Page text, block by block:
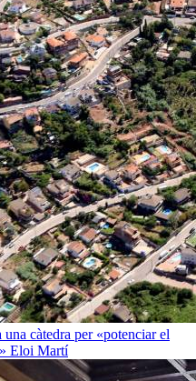
càtedra per «potenciar el
Eloi Martí